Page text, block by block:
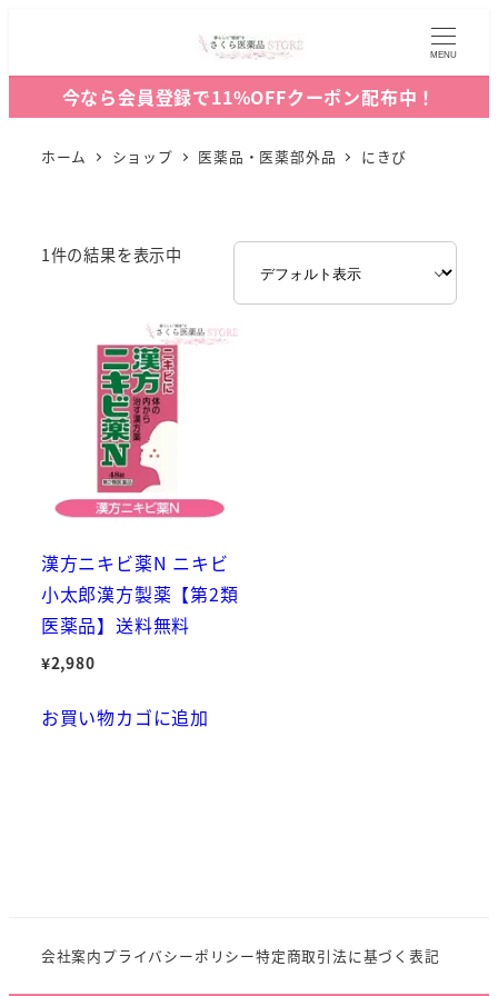
MENU
今なら会員登録で11%OFFクーポン配布中！
ホーム ショップ 医薬品・医薬部外品 にきび
1件の結果を表示中
漢方ニキビ薬N ニキビ
小太郎漢方製薬【第2類
医薬品】送料無料
¥2,980
お買い物カゴに追加
会社案内プライバシーポリシー特定商取引法に基づく表記